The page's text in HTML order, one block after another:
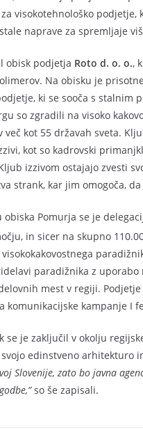
visokotehnološko
naprave za spremljaje
obisk podjetja Roto d. o. o.,
Na obisku je
ki se sooča s stalnim
so zgradili na visoko
več kot 55 državah sveta.
kot so kadrovski
izzivom ostajajo zvesti
strank, kar jim omogoča,
obiska Pomurja se je
in sicer na skupno
paradižnika z
mest v regiji.
komunikacijske kampanje I
se je zaključil v okolju
edinstveno arhitekturo
Slovenije, zato bo javna
so še zapisali.